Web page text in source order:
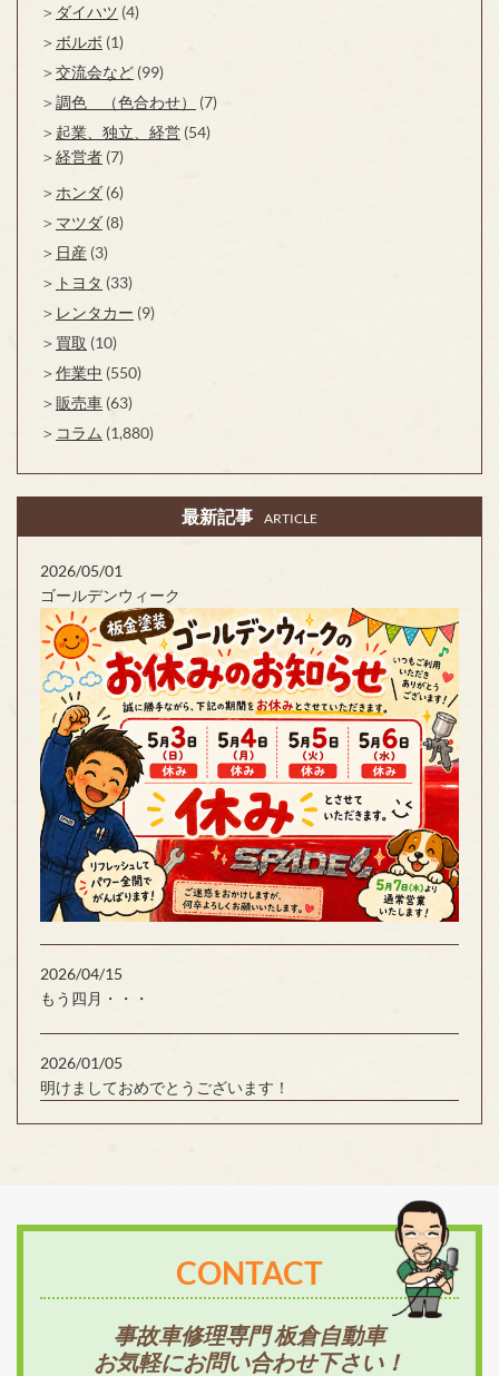
ダイハツ (4)
ボルボ (1)
交流会など (99)
調色 （色合わせ）
(7)
起業、独立、経営 (54)
経営者 (7)
ホンダ (6)
マツダ (8)
日産 (3)
トヨタ (33)
レンタカー (9)
買取 (10)
作業中 (550)
販売車 (63)
コラム (1,880)
最新記事 ARTICLE
2026/05/01
ゴールデンウィーク
2026/04/15
もう四月・・・
2026/01/05
明けましておめでとうございます！
CONTACT
事故車修理専門 板倉自動車
お気軽にお問い合わせ下さい！